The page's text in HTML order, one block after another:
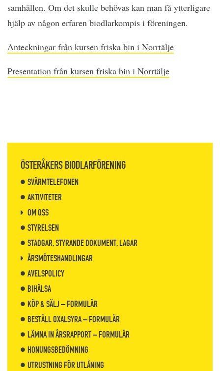
samhällen. Om det skulle behövas kan man få ytterligare
hjälp av någon erfaren biodlarkompis i föreningen.
Anteckningar från kursen friska bin i Norrtälje
Presentation från kursen friska bin i Norrtälje
ÖSTERÅKERS BIODLARFÖRENING
SVÄRMTELEFONEN
AKTIVITETER
OM OSS
STYRELSEN
STADGAR, STYRANDE DOKUMENT, LAGAR
ÅRSMÖTESHANDLINGAR
AVELSPOLICY
BIHÄLSA
KÖP & SÄLJ – FORMULÄR
BESTÄLL OXALSYRA – FORMULÄR
LÄMNA IN ÅRSRAPPORT – FORMULÄR
HONUNGSBEDÖMNING
UTRUSTNING FÖR UTLÅNING